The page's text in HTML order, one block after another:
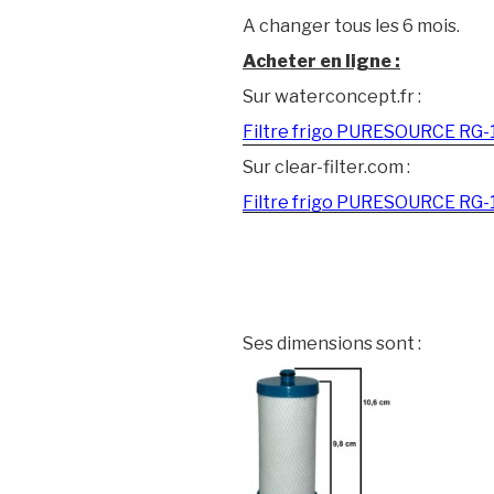
A changer tous les 6 mois.
Acheter en ligne :
Sur waterconcept.fr :
Filtre frigo PURESOURCE RG-
Sur clear-filter.com :
Filtre frigo PURESOURCE RG-
Ses dimensions sont :